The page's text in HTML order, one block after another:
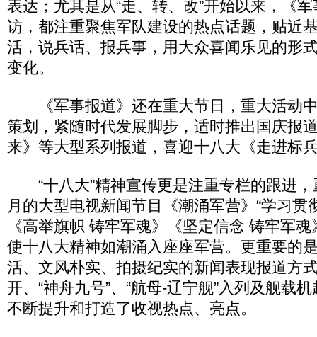
表达；尤其是从“走、转、改”开始以来，《
访，都注重聚焦军队建设的热点话题，贴近
活，说兵话、报兵事，用大众喜闻乐见的形
变化。
《军事报道》还在重大节日，重大活动
策划，紧随时代发展脚步，适时推出国庆报
来》等大型系列报道，喜迎十八大《走进标
“十八大”精神宣传更是注重专栏的跟进，
月的大型电视新闻节目《潮涌军营》“学习贯
《高举旗帜 铸牢军魂》《坚定信念 铸牢军
使十八大精神如潮涌入座座军营。更重要的
活、文风朴实、拍摄纪实的新闻表现报道方
开、“神舟九号”、“航母-辽宁舰”入列及舰载
不断提升和打造了收视热点、亮点。